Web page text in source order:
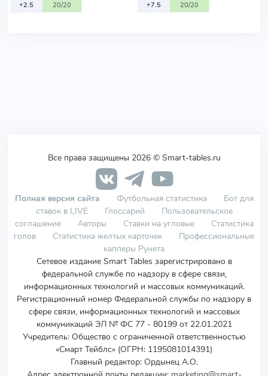
+2.5
20/20
+7.5
20/20
Все права защищены 2026 © Smart-tables.ru
Полная версия сайта Футбольная статистика
Бот для
ставок в LIVE
Глоссарий
Пользовательское
соглашение
Авторы Ставки на угловые
Статистика
голов
Статистика желтых карточек
Профессиональные
капперы Рунета
Сетевое издание Smart Tables зарегистрировано в
федеральной службе по надзору в сфере связи,
информационных технологий и массовых коммуникаций.
Регистрационный номер Федеральной службы по надзору в
сфере связи, информационных технологий и массовых
коммуникаций ЭЛ № ФС 77 - 80199 от 22.01.2021
Учредитель: Общество с ограниченной ответственностью
«Смарт Тейблс» (ОГРН: 1195081014391)
Главный редактор: Ордынец А.О.